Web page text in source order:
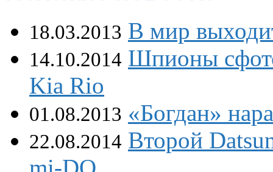
18.03.2013 В мир
14.10.2014 Шпионы
Kia Rio
01.08.2013 «Богдан»
22.08.2014 Второй